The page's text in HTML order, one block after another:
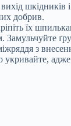
добрив.
їх
Замульчуйте
з